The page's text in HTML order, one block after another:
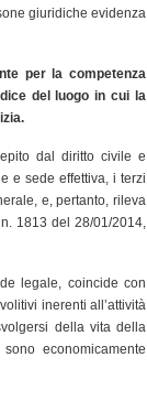
giuridiche evidenza
per la competenza
del luogo in cui la
dal diritto civile e
e sede effettiva, i terzi
e, pertanto, rileva
1813 del 28/01/2014,
legale, coincide con
inerenti all’attività
della vita della
economicamente